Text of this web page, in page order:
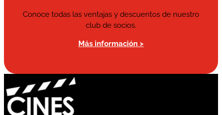
Conoce todas las ventajas y descuentos de nuestro
club de socios.
Más información >